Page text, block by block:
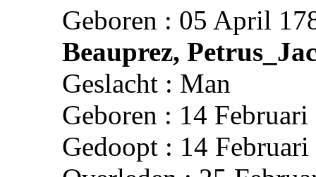
Geboren : 05 April
Beauprez,
Geslacht : Man
Geboren : 14
Gedoopt : 14